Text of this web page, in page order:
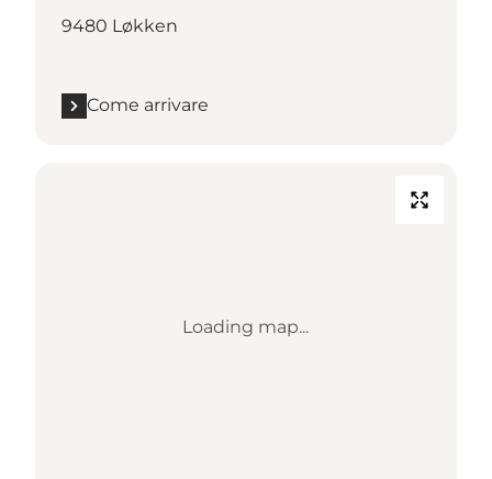
9480 Løkken
Come arrivare
Loading map...